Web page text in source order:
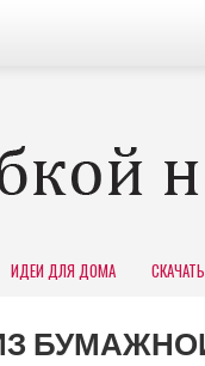
ИДЕИ ДЛЯ ДОМА СКАЧАТЬ